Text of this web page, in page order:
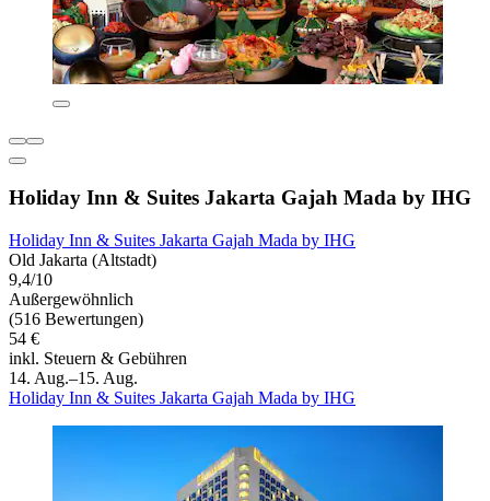
Holiday Inn & Suites Jakarta Gajah Mada by IHG
Holiday Inn & Suites Jakarta Gajah Mada by IHG
Old Jakarta (Altstadt)
9,4/10
Außergewöhnlich
(516 Bewertungen)
54 €
inkl. Steuern & Gebühren
14. Aug.–15. Aug.
Holiday Inn & Suites Jakarta Gajah Mada by IHG